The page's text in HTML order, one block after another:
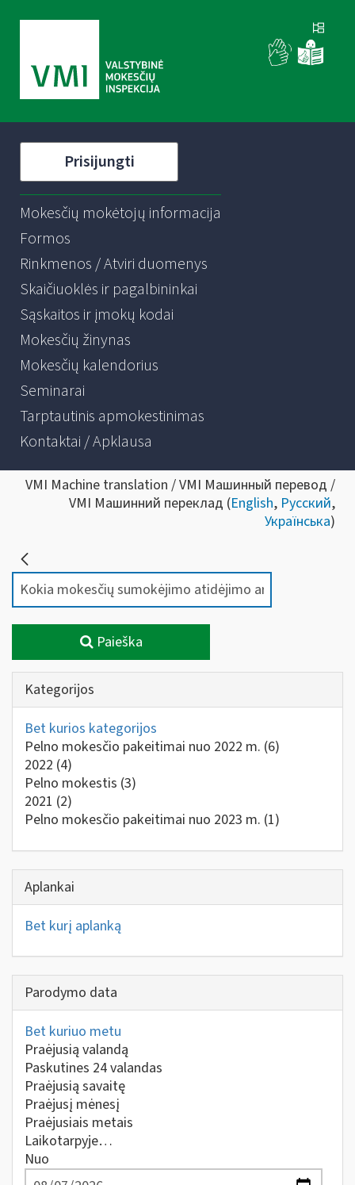
Prisijungti
Mokesčių mokėtojų informacija
Formos
Rinkmenos / Atviri duomenys
Skaičiuoklės ir pagalbininkai
Sąskaitos ir įmokų kodai
Mokesčių žinynas
Mokesčių kalendorius
Seminarai
Tarptautinis apmokestinimas
Kontaktai / Apklausa
VMI Machine translation / VMI Машинный перевод /
VMI Машинний переклад (English, Русский,
Українська)
Paieška
Kategorijos
Bet kurios kategorijos
Pelno mokesčio pakeitimai nuo 2022 m. (6)
2022 (4)
Pelno mokestis (3)
2021 (2)
Pelno mokesčio pakeitimai nuo 2023 m. (1)
Aplankai
Bet kurį aplanką
Parodymo data
Bet kuriuo metu
Praėjusią valandą
Paskutines 24 valandas
Praėjusią savaitę
Praėjusį mėnesį
Praėjusiais metais
Laikotarpyje…
Nuo